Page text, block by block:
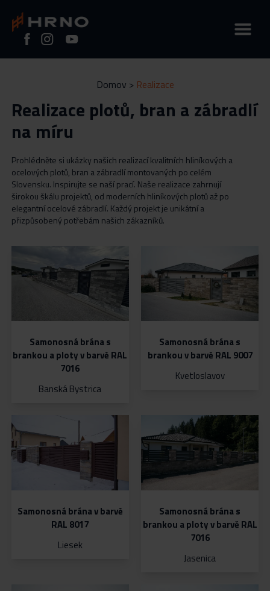
O nás
Realizace
Naše služby
VSTUPNÉ A POSUVNÉ BRÁNY
ZABRADLIA NA MIERU
Kontakt
Konfigurátor
Domov > Realizace
Realizace plotů, bran a zábradlí
na míru
Prohlédněte si ukázky našich realizací kvalitních hliníkových a
ocelových plotů, bran a zábradlí montovaných po celém
Slovensku. Inspirujte se naší prací. Naše realizace zahrnují
širokou škálu projektů, od moderních hliníkových plotů až po
elegantní ocelové zábradlí. Každý projekt je unikátní a
přizpůsobený potřebám našich zákazníků.
Samonosná brána s
brankou a ploty v barvě RAL
7016
Banská Bystrica
Samonosná brána s
brankou v barvě RAL 9007
Kvetloslavov
Samonosná brána v barvě
RAL 8017
Liesek
Samonosná brána s
brankou a ploty v barvě RAL
7016
Jasenica